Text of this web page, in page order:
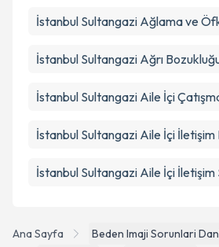
Ana Sayfa
Beden Imaji Sorunlari
İstanbul Sultangazi Ağlama ve
İstanbul Sultangazi Ağrı
İstanbul Sultangazi Aile İçi
İstanbul Sultangazi Aile İçi İletişim
İstanbul Sultangazi Aile İçi İletişim